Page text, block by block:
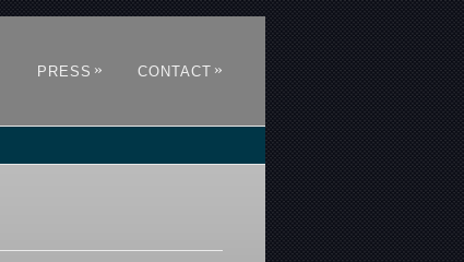
PRESS » CONTACT »